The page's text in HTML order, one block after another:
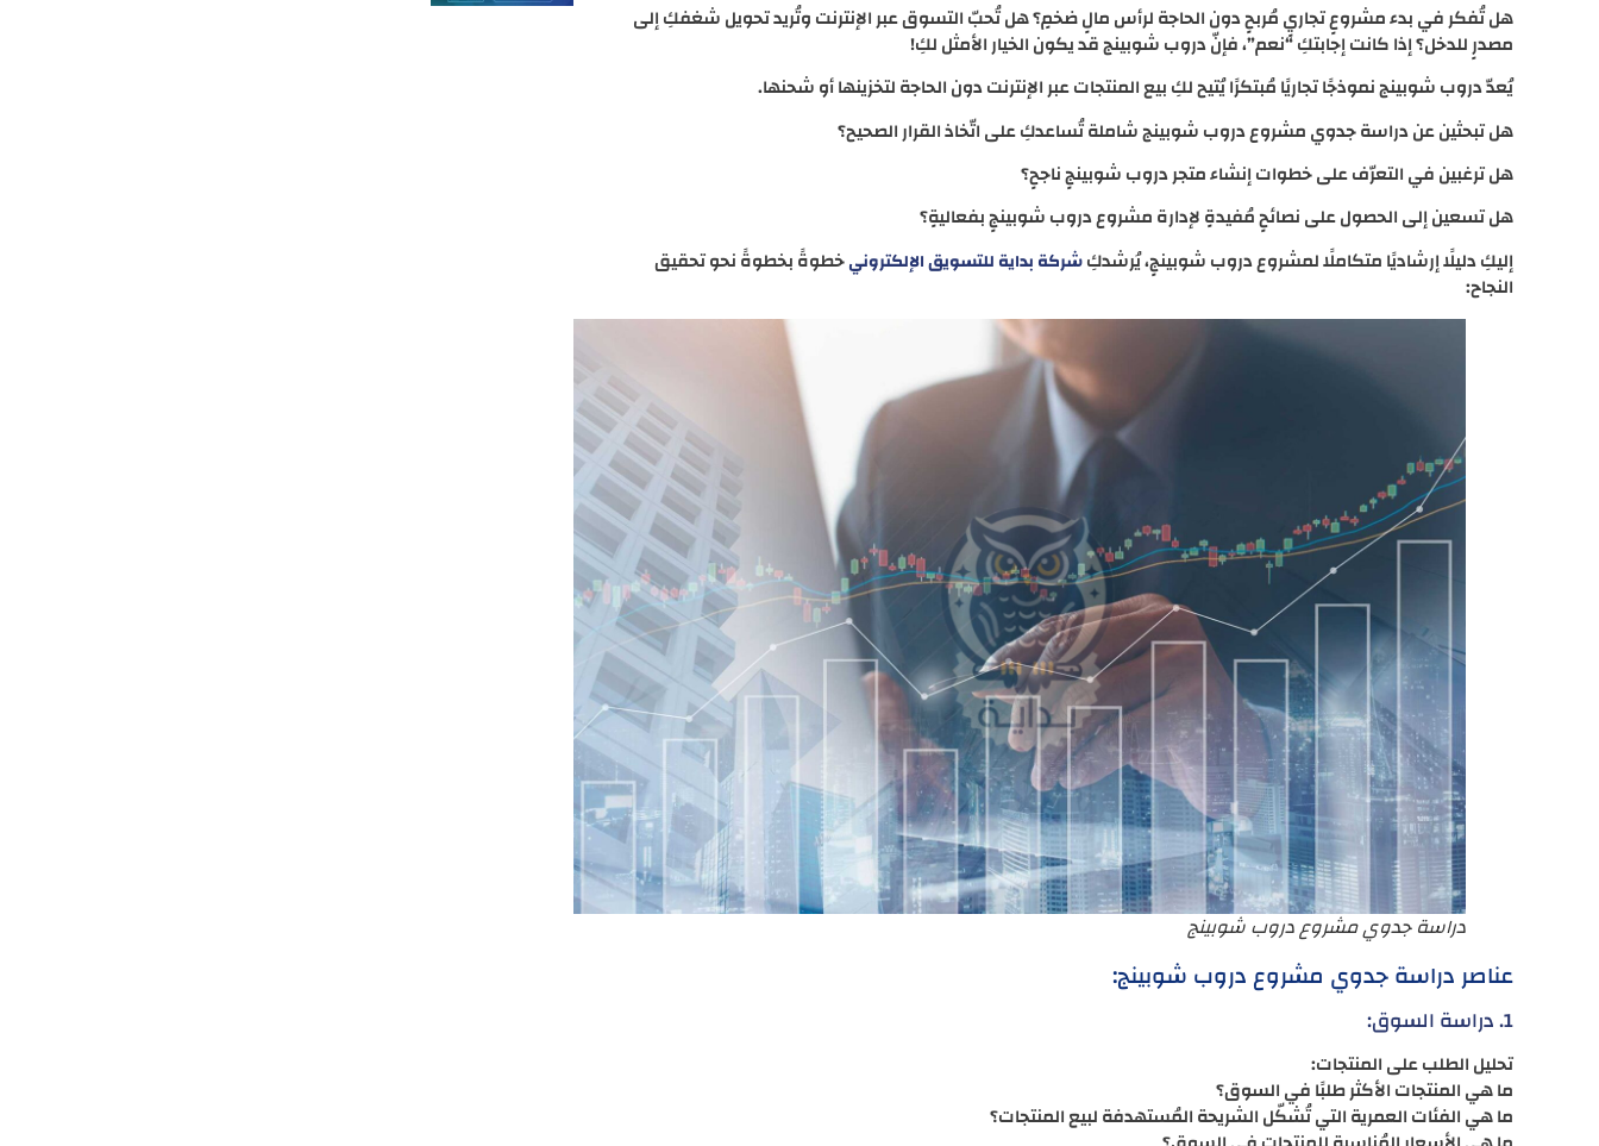
هل تُفكر في بدء مشروعٍ تجاريٍ مُربحٍ دون الحاجة لرأس مالٍ ضخمٍ؟ هل تُحبّ التسوق عبر الإنترنت وتُريد تحويل شغفكِ إلى
مصدرٍ للدخل؟ إذا كانت إجابتكِ “نعم”، فإنّ دروب شوبينج قد يكون الخيار الأمثل لكِ!
يُعدّ دروب شوبينج نموذجًا تجاريًا مُبتكرًا يُتيح لكِ بيع المنتجات عبر الإنترنت دون الحاجة لتخزينها أو شحنها.
هل تبحثين عن دراسة جدوي مشروع دروب شوبينج شاملة تُساعدكِ على اتّخاذ القرار الصحيح؟
هل ترغبين في التعرّف على خطوات إنشاء متجر دروب شوبينجٍ ناجحٍ؟
هل تسعين إلى الحصول على نصائحٍ مُفيدةٍ لإدارة مشروع دروب شوبينجٍ بفعاليةٍ؟
إليكِ دليلًا إرشاديًا متكاملًا لمشروع دروب شوبينجٍ، يُرشدكِشركة بداية للتسويق الإلكترونيخطوةً بخطوةً نحو تحقيق
النجاح:
دراسة جدوي مشروع دروب شوبينج
عناصر دراسة جدوي مشروع دروب شوبينج:
1. دراسة السوق:
تحليل الطلب على المنتجات:
ما هي المنتجات الأكثر طلبًا في السوق؟
ما هي الفئات العمرية التي تُشكّل الشريحة المُستهدفة لبيع المنتجات؟